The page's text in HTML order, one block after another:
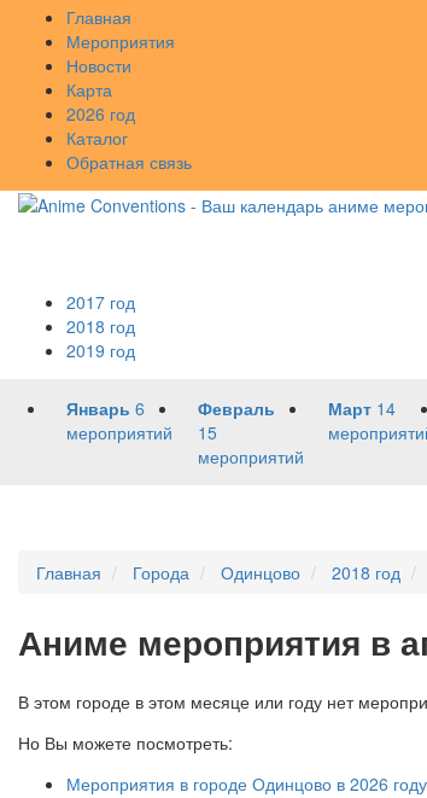
Главная
Мероприятия
Новости
Карта
2026 год
Каталог
Обратная связь
2017 год
2018 год
2019 год
Январь 6
мероприятий
Февраль
15
мероприятий
Март 14
Главная Города Одинцово 2018 год
Аниме мероприятия в
В этом городе в этом месяце или году нет
Но Вы можете посмотреть:
Мероприятия в городе Одинцово в 2026 году